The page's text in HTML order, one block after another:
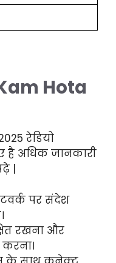
Hota
रेडियो
है अधिक जानकारी
|
पर संदेश
रखना और